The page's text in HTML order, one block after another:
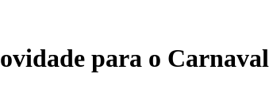
para o Carnaval